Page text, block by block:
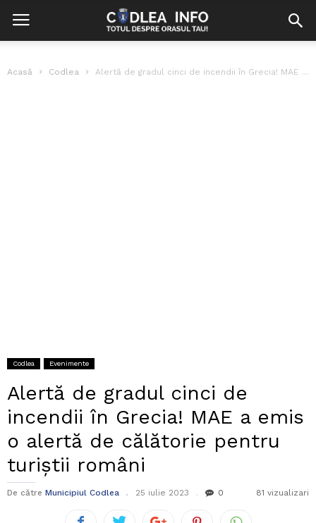
Acasă Codlea Alertă de gradul cinci de incendii în Grecia! MAE a emis o...
Codlea Evenimente
Alertă de gradul cinci de
incendii în Grecia! MAE a emis
o alertă de călătorie pentru
turiștii români
De către Municipiul Codlea 25 iulie 2023 0 81 vizualizari